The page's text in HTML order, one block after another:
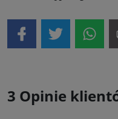
3 Opinie